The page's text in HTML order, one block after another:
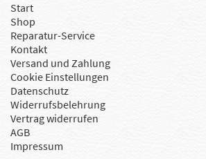
Start
Shop
Reparatur-Service
Kontakt
Versand und Zahlung
Cookie Einstellungen
Datenschutz
Widerrufsbelehrung
Vertrag widerrufen
AGB
Impressum